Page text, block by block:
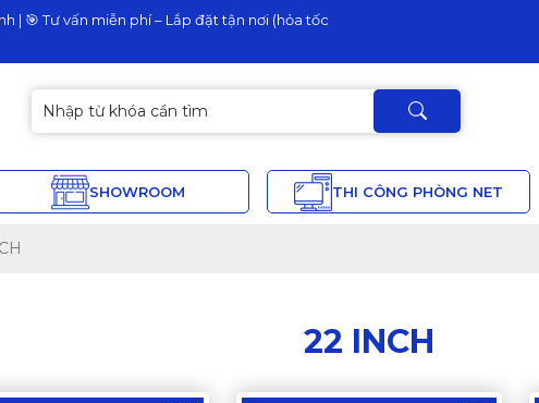
| 🎯 Tư vấn miễn phí – Lắp đặt tận nơi (hỏa tốc
SHOWROOM THI CÔNG PHÒNG NET
22 INCH